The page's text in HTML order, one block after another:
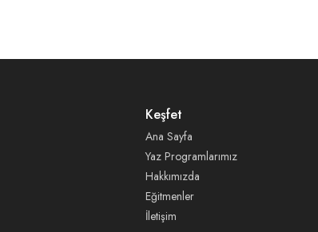
Keşfet
Ana Sayfa
Yaz Programlarımız
Hakkımızda
Eğitmenler
İletişim